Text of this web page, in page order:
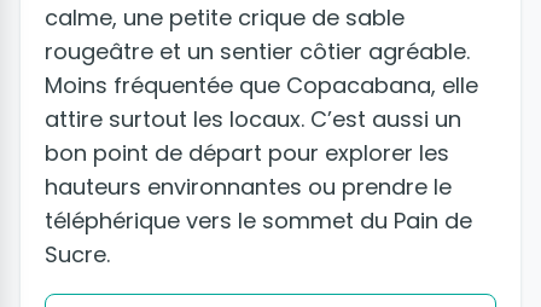
calme, une petite crique de sable
rougeâtre et un sentier côtier agréable.
Moins fréquentée que Copacabana, elle
attire surtout les locaux. C’est aussi un
bon point de départ pour explorer les
hauteurs environnantes ou prendre le
téléphérique vers le sommet du Pain de
Sucre.